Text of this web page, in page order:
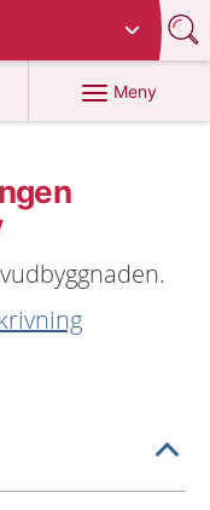
Meny